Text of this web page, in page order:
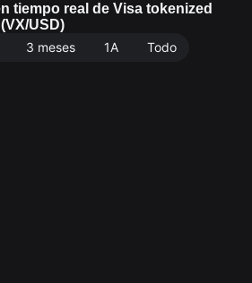
tiempo real de Visa tokenized
USD)
3 meses 1A Todo